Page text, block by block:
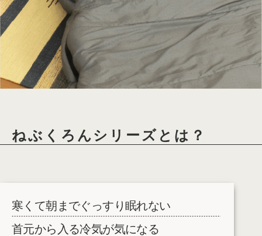
ねぶくろんシリーズとは？
寒くて朝までぐっすり眠れない
首元から入る冷気が気になる